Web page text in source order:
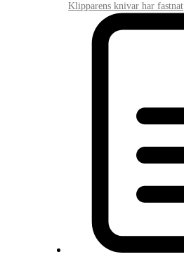
Klipparens knivar har fastnat